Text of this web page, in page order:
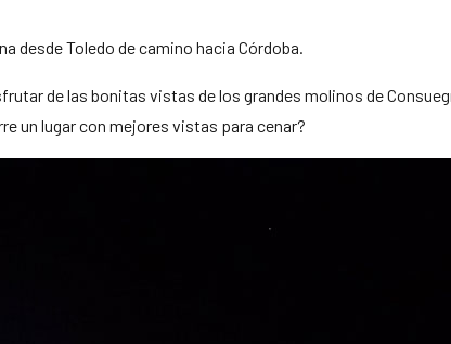
desde Toledo de camino hacia Córdoba.
de las bonitas vistas de los grandes molinos de
un lugar con mejores vistas para cenar?